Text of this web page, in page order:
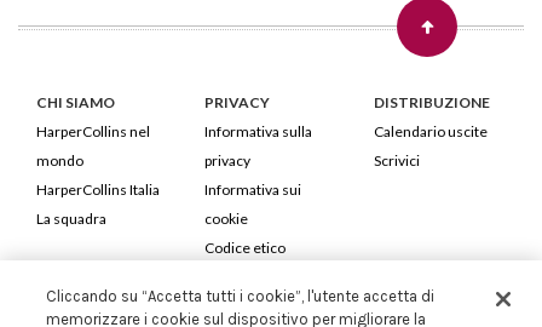
CHI SIAMO
HarperCollins nel
mondo
HarperCollins Italia
La squadra
PRIVACY
Informativa sulla
privacy
Informativa sui
cookie
Codice etico
DISTRIBUZIONE
Calendario uscite
Scrivici
HarperCollins Italia S.p.A. Viale Monte Nero, 84 - 20135 Milano
Cliccando su “Accetta tutti i cookie”, l'utente accetta di
memorizzare i cookie sul dispositivo per migliorare la